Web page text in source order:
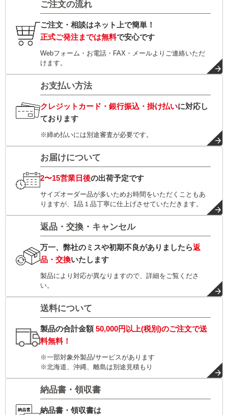
ご注文の流れ
ご注文・相談はネット上で簡単！
正式ご発注までは無料で安心です
Webフォーム・お電話・FAX・メールよりご連絡いただ
けます。
お支払い方法
クレジットカード・銀行振込・掛け払いに対応し
ております
※締め払いには別途審査が必要です。
お届けについて
2〜15営業日後の出荷予定です
サイズオーダー品が多いためお時間をいただくこともあ
りますが、1品１品丁寧に仕上げさせていただきます。
返品・交換・キャンセル
万一、弊社のミスや初期不良がありましたら返
品・交換いたします
製品により対応が異なりますので、詳細をご覧くださ
い。
送料について
製品の合計金額50,000円以上(税別)のご注文で送
料無料！
※一部対象外製品/サービスがあります
※北海道、沖縄、離島は別途見積もり
納品書・領収書
納品書・領収書は